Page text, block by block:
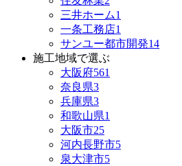
三井ホーム1
一条工務店1
サンユー都市開発14
施工地域で選ぶ
大阪府561
奈良県3
兵庫県3
和歌山県1
大阪市25
河内長野市5
泉大津市5